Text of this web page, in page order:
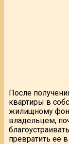
После
квартиры в
жилищному
владельцем,
превратить ее